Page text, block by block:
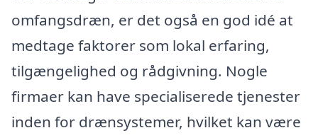
omfangsdræn, er det også en god idé at
medtage faktorer som lokal erfaring,
tilgængelighed og rådgivning. Nogle
firmaer kan have specialiserede tjenester
inden for drænsystemer, hvilket kan være